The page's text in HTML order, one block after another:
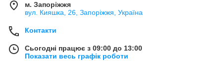
м. Запоріжжя
вул. Кияшка, 26, Запоріжжя, Україна
Контакти
Сьогодні працює з 09:00 до 13:00
Показати весь графік роботи